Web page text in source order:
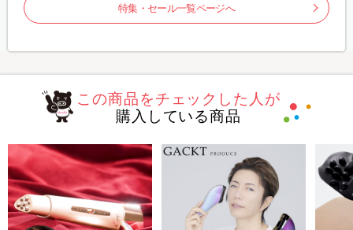
特集・セール一覧ページへ
この商品をチェックした人が
購入している商品